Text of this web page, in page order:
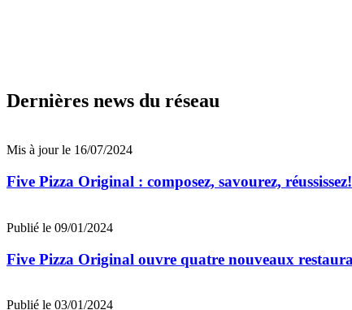
Dernières news du réseau
Mis à jour le 16/07/2024
Five Pizza Original : composez, savourez, réussissez!
Publié le 09/01/2024
Five Pizza Original ouvre quatre nouveaux
Publié le 03/01/2024